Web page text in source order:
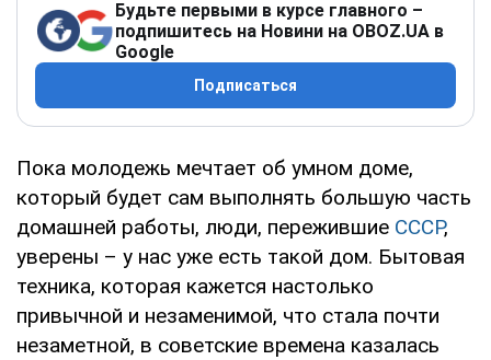
Будьте первыми в курсе главного –
подпишитесь на Новини на OBOZ.UA в
Google
Подписаться
Пока молодежь мечтает об умном доме,
который будет сам выполнять большую часть
домашней работы, люди, пережившие СССР,
уверены – у нас уже есть такой дом. Бытовая
техника, которая кажется настолько
привычной и незаменимой, что стала почти
незаметной, в советские времена казалась